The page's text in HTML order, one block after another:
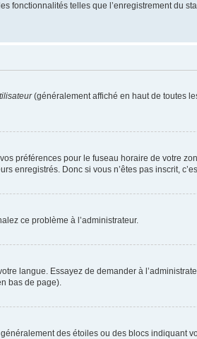
telles que l’enregistrement du
(généralement affiché en haut de toutes
préférences pour le fuseau horaire de votre
enregistrés. Donc si vous n’êtes pas inscrit,
ce problème à l’administrateur.
langue. Essayez de demander à
bas de page).
des étoiles ou des blocs indiquant